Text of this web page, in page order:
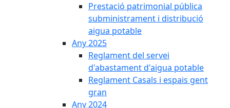
Prestació patrimonial pública
subministrament i distribució
aigua potable
Any 2025
Reglament del servei
d'abastament d'aigua potable
Reglament Casals i espais gent
gran
Any 2024